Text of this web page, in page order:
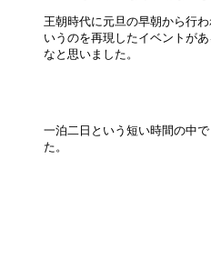
王朝時代に元旦の早朝から行
いうのを再現したイベントが
なと思いました。
一泊二日という短い時間の中
た。